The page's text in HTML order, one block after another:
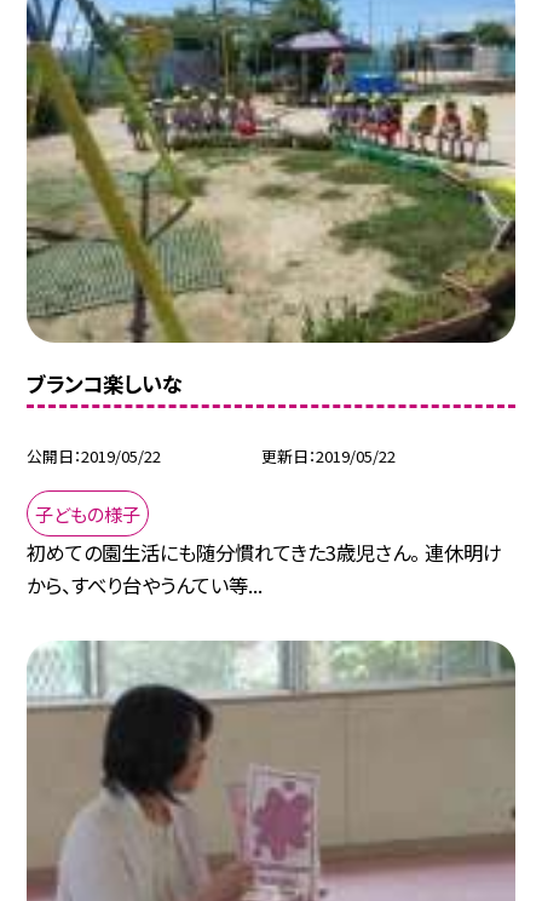
ブランコ楽しいな
公開日 2019/05/22 更新日 2019/05/22
子どもの様子
初めての園生活にも随分慣れてきた3歳児さん。 連休明け
から、すべり台やうんてい等...